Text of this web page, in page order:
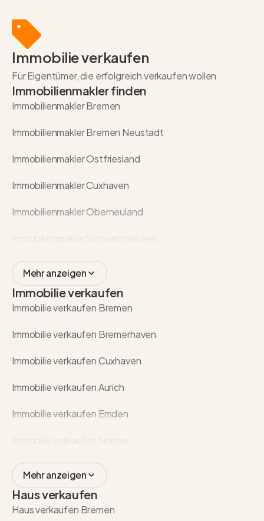
Immobilie verkaufen
Für Eigentümer, die erfolgreich verkaufen wollen
Immobilienmakler finden
Immobilienmakler Bremen
Immobilienmakler Bremen Neustadt
Immobilienmakler Ostfriesland
Immobilienmakler Cuxhaven
Immobilienmakler Oberneuland
Mehr anzeigen
Immobilie verkaufen
Immobilie verkaufen Bremen
Immobilie verkaufen Bremerhaven
Immobilie verkaufen Cuxhaven
Immobilie verkaufen Aurich
Immobilie verkaufen Emden
Mehr anzeigen
Haus verkaufen
Haus verkaufen Bremen